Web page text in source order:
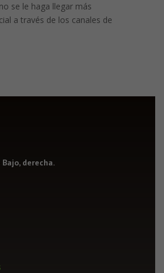
se le haga llegar más
a través de los canales de
derecha.